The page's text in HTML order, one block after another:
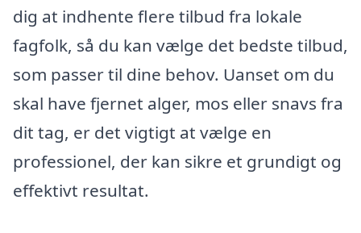
dig at indhente flere tilbud fra lokale
fagfolk, så du kan vælge det bedste tilbud,
som passer til dine behov. Uanset om du
skal have fjernet alger, mos eller snavs fra
dit tag, er det vigtigt at vælge en
professionel, der kan sikre et grundigt og
effektivt resultat.